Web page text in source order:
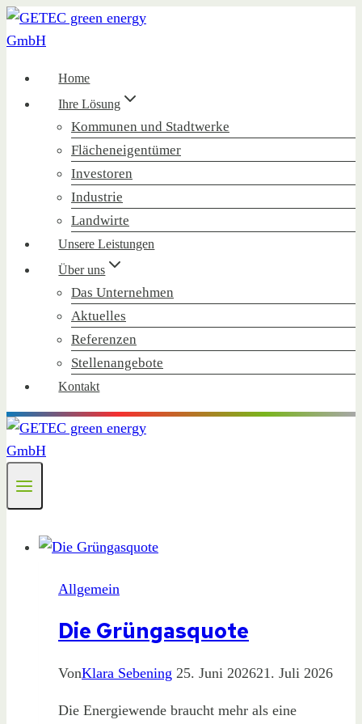
Zum
Inhalt
Home
Ihre Lösung
Kommunen und Stadtwerke
Flächeneigentümer
Investoren
Industrie
Landwirte
Unsere Leistungen
Über uns
Das Unternehmen
Aktuelles
Referenzen
Stellenangebote
Kontakt
Allgemein
Die Grüngasquote
VonKlara Sebening 25. Juni 202621. Juli 2026
Die Energiewende braucht mehr als eine